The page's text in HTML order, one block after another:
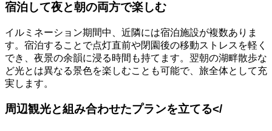
宿泊して夜と朝の両方で楽しむ
イルミネーション期間中、近隣には宿泊施設が複数ありま
す。宿泊することで点灯直前や閉園後の移動ストレスを軽く
でき、夜景の余韻に浸る時間も持てます。翌朝の湖畔散歩な
ど光とは異なる景色を楽しむことも可能で、旅全体として充
実します。
周辺観光と組み合わせたプランを立てる</